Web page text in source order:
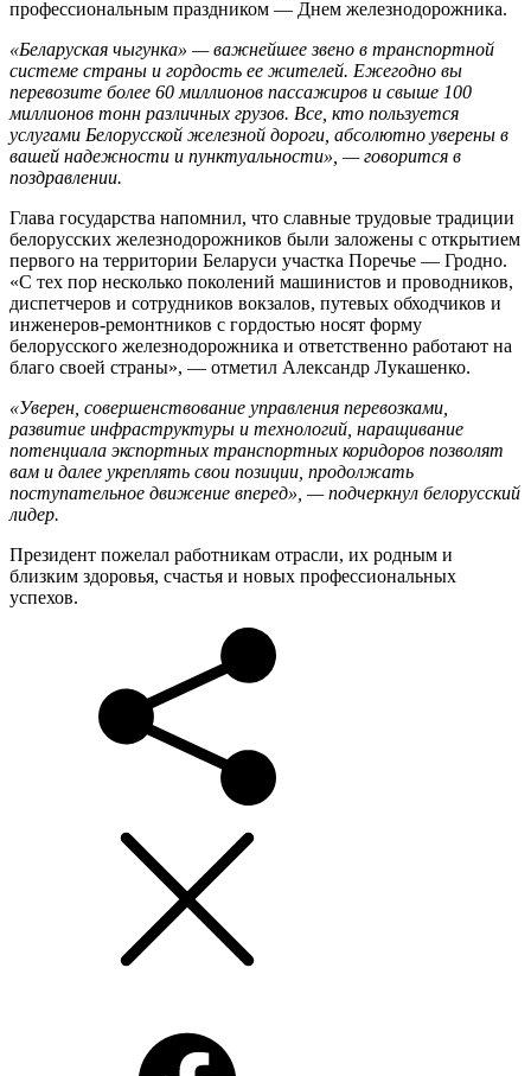
профессиональным праздником — Днем железнодорожника.
«Беларуская чыгунка» — важнейшее звено в транспортной
системе страны и гордость ее жителей. Ежегодно вы
перевозите более 60 миллионов пассажиров и свыше 100
миллионов тонн различных грузов. Все, кто пользуется
услугами Белорусской железной дороги, абсолютно уверены в
вашей надежности и пунктуальности», — говорится в
поздравлении.
Глава государства напомнил, что славные трудовые традиции
белорусских железнодорожников были заложены с открытием
первого на территории Беларуси участка Поречье — Гродно.
«С тех пор несколько поколений машинистов и проводников,
диспетчеров и сотрудников вокзалов, путевых обходчиков и
инженеров-ремонтников с гордостью носят форму
белорусского железнодорожника и ответственно работают на
благо своей страны», — отметил Александр Лукашенко.
«Уверен, совершенствование управления перевозками,
развитие инфраструктуры и технологий, наращивание
потенциала экспортных транспортных коридоров позволят
вам и далее укреплять свои позиции, продолжать
поступательное движение вперед», — подчеркнул белорусский
лидер.
Президент пожелал работникам отрасли, их родным и
близким здоровья, счастья и новых профессиональных
успехов.